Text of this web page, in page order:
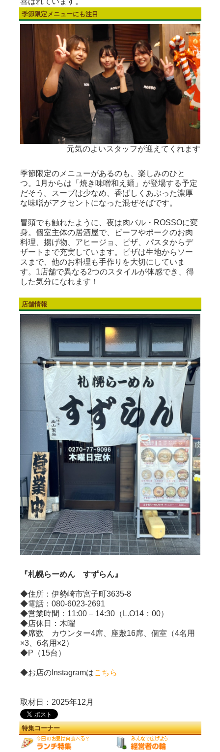
季節限定メニューにも注目
元気のよいスタッフが迎えてくれます
季節限定のメニューがあるのも、楽しみのひと
つ。1月からは「焼き味噌和え麺」が登場する予定
だそう。スープは少なめ、香ばしくあぶった濃厚
な味噌がアクセントになった混ぜそばです。
冒頭でも触れたように、夜は肉バル・ROSSOに変
身。個室主体の居酒屋で、ビーフやポークのお肉
料理、揚げ物、アヒージョ、ピザ、パスタからデ
ザートまで充実しています。ピザは生地からソー
スまで、他のお料理も手作りを大切にしていま
す。1店舗で異なる2つのスタイルが体感でき、得
した気分になれます！
店舗情報
『札幌らーめん すずらん』
◆住所：伊勢崎市宮子町3635-8
◆電話：080-6023-2691
◆営業時間：11:00 – 14:30（L.O14：00）
◆店休日：木曜
◆席数 カウンター4席、座敷16席、個室（4名用
×3、6名用×2）
◆P（15台）
◆お店のInstagramはこちら
取材日：2025年12月
特集コーナー